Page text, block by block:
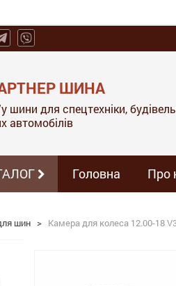
ШИНА
шини для спецтехніки,
автомобілів
Головна Про
шин > Камера для колеса 12.00-18